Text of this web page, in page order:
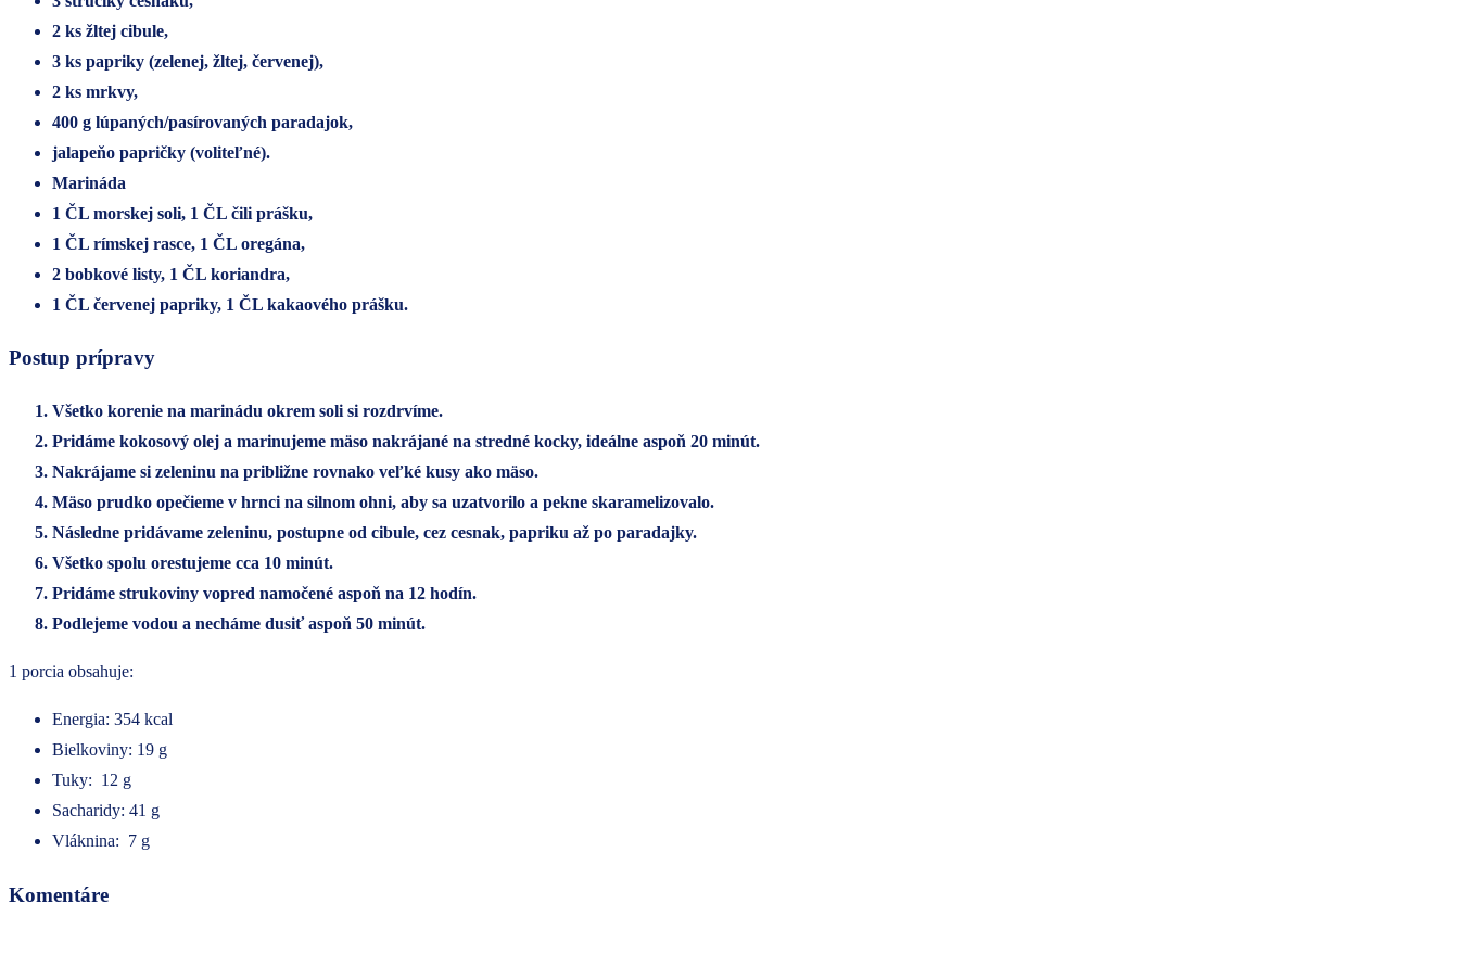
2 ks žltej cibule,
3 ks papriky (zelenej, žltej, červenej),
2 ks mrkvy,
400 g lúpaných/pasírovaných paradajok,
jalapeňo papričky (voliteľné).
Marináda
1 ČL morskej soli, 1 ČL čili prášku,
1 ČL rímskej rasce, 1 ČL oregána,
2 bobkové listy, 1 ČL koriandra,
1 ČL červenej papriky, 1 ČL kakaového prášku.
Postup prípravy
Všetko korenie na marinádu okrem soli si rozdrvíme.
Pridáme kokosový olej a marinujeme mäso nakrájané na stredné kocky, ideálne aspoň 20 minút.
Nakrájame si zeleninu na približne rovnako veľké kusy ako mäso.
Mäso prudko opečieme v hrnci na silnom ohni, aby sa uzatvorilo a pekne skaramelizovalo.
Následne pridávame zeleninu, postupne od cibule, cez cesnak, papriku až po paradajky.
Všetko spolu orestujeme cca 10 minút.
Pridáme strukoviny vopred namočené aspoň na 12 hodín.
Podlejeme vodou a necháme dusiť aspoň 50 minút.
1 porcia obsahuje:
Energia: 354 kcal
Bielkoviny: 19 g
Tuky: 12 g
Sacharidy: 41 g
Vláknina: 7 g
Komentáre